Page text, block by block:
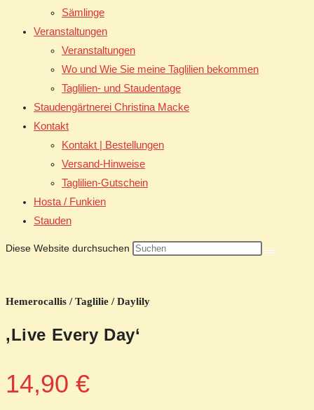
Sämlinge
Veranstaltungen
Veranstaltungen
Wo und Wie Sie meine Taglilien bekommen
Taglilien- und Staudentage
Staudengärtnerei Christina Macke
Kontakt
Kontakt | Bestellungen
Versand-Hinweise
Taglilien-Gutschein
Hosta / Funkien
Stauden
Diese Website durchsuchen
Hemerocallis / Taglilie / Daylily
‚Live Every Day‘
14,90 €